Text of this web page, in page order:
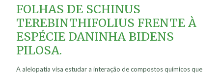
FOLHAS DE SCHINUS
TEREBINTHIFOLIUS FRENTE À
ESPÉCIE DANINHA BIDENS
PILOSA.
A alelopatia visa estudar a interação de compostos químicos que